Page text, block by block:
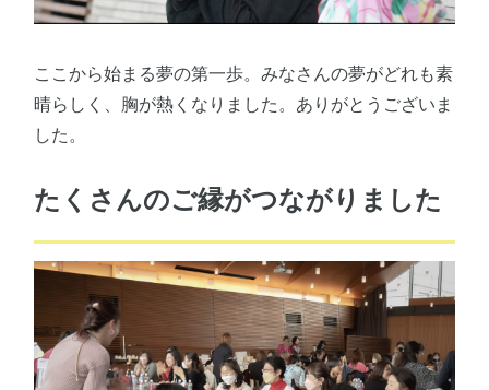
ここから始まる夢の第一歩。みなさんの夢がどれも素
晴らしく、胸が熱くなりました。ありがとうございま
した。
たくさんのご縁がつながりました